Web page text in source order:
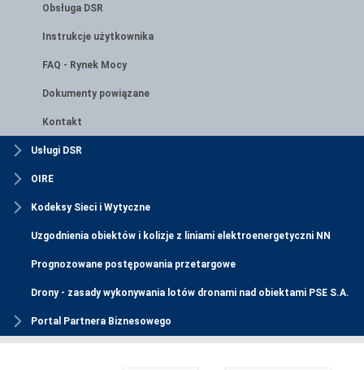
Obsługa DSR
Instrukcje użytkownika
FAQ - Rynek Mocy
Dokumenty powiązane
Kontakt
Usługi DSR
OIRE
Kodeksy Sieci i Wytyczne
Uzgodnienia obiektów i kolizje z liniami elektroenergetyczni NN
Prognozowane postępowania przetargowe
Drony - zasady wykonywania lotów dronami nad obiektami PSE S.A.
Portal Partnera Biznesowego